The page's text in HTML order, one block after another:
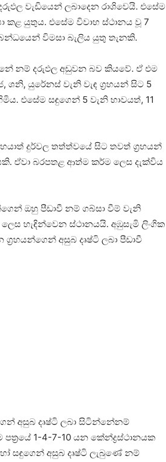
වැඩියෙන් ලබාදෙන රාශිවෙයි. එසේම
කළ යුතුය. එසේම විවාහ ස්‌ථානය වූ 7
විමසා බැලිය යුතු තැනකි.
නම් දරුඵල අඩුවන බව කියවේ. ඒ එම
ශනි, යුරේනස්‌ වැනි වැඳ ග්‍රහයන් සිට 5
එසේම සඳුගෙන් 5 වැනි භාවයත්, 11
දුර්වල තත්ත්වයේ සිට තවත් ග්‍රහයන්
ඒවා බරපතළ ආත්ම කර්ම ලෙස දැක්‌විය
ඔහු පීඩාවී නම් ගබ්සා වීම් වැනි
හැඳින්වෙන ස්‌ථානයයි. අඹුසැමි ලිංගික
අසුබ දෘෂ්ටි ලබා පීඩාවී
අසුබ දෘෂ්ටි ලබා සිටින්නේනම්
1-4-7-10 යන කේන්ද්‍රස්‌ථානයක
සඳුගෙන් අසුබ දෘෂ්ටි ලැබුණේ නම්